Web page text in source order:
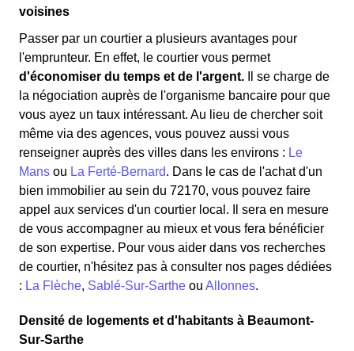
voisines
Passer par un courtier a plusieurs avantages pour
l'emprunteur. En effet, le courtier vous permet
d'économiser du temps et de l'argent.
Il se charge de
la négociation auprès de l'organisme bancaire pour que
vous ayez un taux intéressant. Au lieu de chercher soit
même via des agences, vous pouvez aussi vous
renseigner auprès des villes dans les environs : Le
Mans ou La Ferté-Bernard. Dans le cas de l'achat d'un
bien immobilier au sein du 72170, vous pouvez faire
appel aux services d'un courtier local. Il sera en mesure
de vous accompagner au mieux et vous fera bénéficier
de son expertise. Pour vous aider dans vos recherches
de courtier, n'hésitez pas à consulter nos pages dédiées
: La Flèche, Sablé-Sur-Sarthe ou Allonnes.
Densité de logements et d'habitants à Beaumont-
Sur-Sarthe